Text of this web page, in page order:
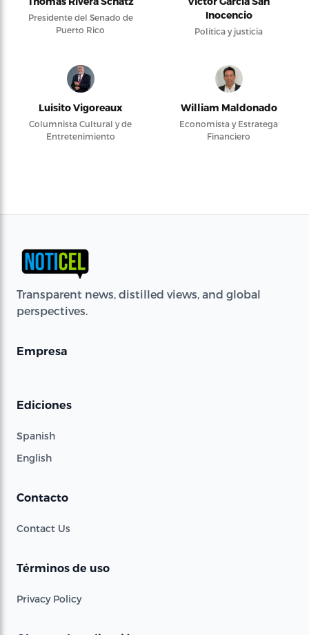
Presidente del Senado de
Puerto Rico
Inocencio
Política y justicia
Luisito Vigoreaux
Columnista Cultural y de
Entretenimiento
William Maldonado
Economista y Estratega
Financiero
Transparent news, distilled views, and global
perspectives.
Empresa
Ediciones
Spanish
English
Contacto
Contact Us
Términos de uso
Privacy Policy